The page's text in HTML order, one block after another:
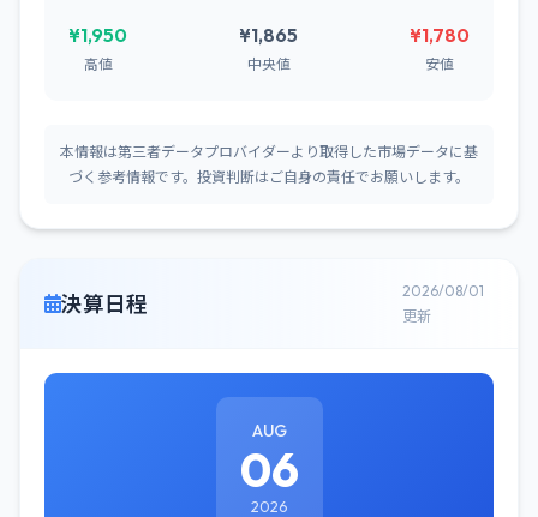
¥1,950
高値
¥1,865
中央値
¥1,780
安値
本情報は第三者データプロバイダーより取得した市場データに基
づく参考情報です。投資判断はご自身の責任でお願いします。
決算日程
2026/08/01
更新
AUG
06
2026